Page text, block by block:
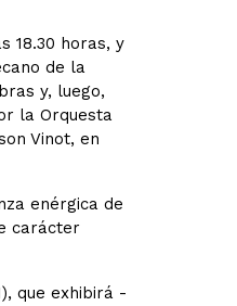
18.30 horas, y
de la
y, luego,
la Orquesta
Vinot, en
enérgica de
carácter
que exhibirá -